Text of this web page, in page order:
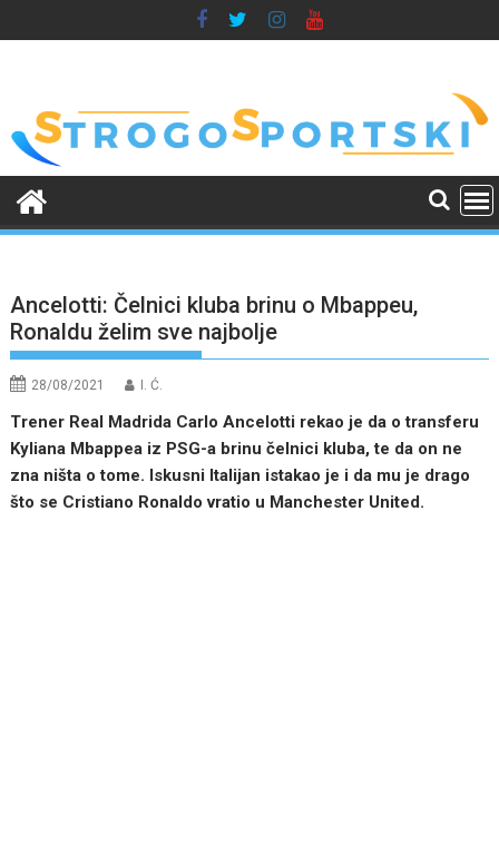
to
Ancelotti: Čelnici kluba brinu o Mbappeu,
Ronaldu želim sve najbolje
28/08/2021 I. Ć.
Trener Real Madrida Carlo Ancelotti rekao je da o transferu
Kyliana Mbappea iz PSG-a brinu čelnici kluba, te da on ne
zna ništa o tome. Iskusni Italijan istakao je i da mu je drago
što se Cristiano Ronaldo vratio u Manchester United.